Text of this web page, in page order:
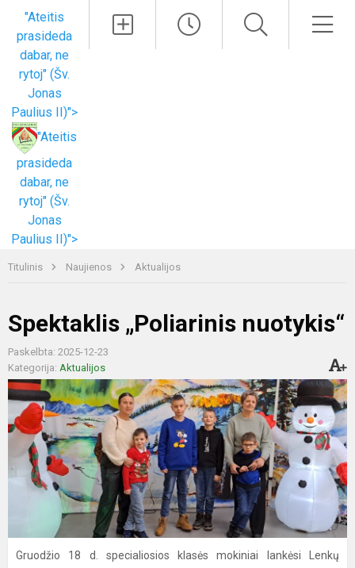
"Ateitis
prasideda
dabar, ne
rytoj" (Šv.
Jonas
Paulius II)">
"Ateitis
prasideda
dabar, ne
rytoj" (Šv.
Jonas
Paulius II)">
Titulinis Naujienos Aktualijos
Spektaklis „Poliarinis nuotykis“
Paskelbta: 2025-12-23
Kategorija: Aktualijos
Gruodžio 18 d. specialiosios klasės mokiniai lankėsi Lenkų